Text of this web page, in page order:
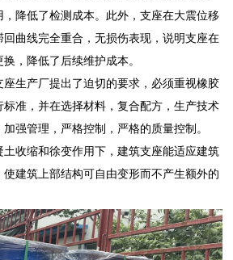
降低了检测成本。此外，支座在大震位移
曲线完全重合，无损伤表现，说明支座在
，降低了后续维护成本。
生产厂提出了迫切的要求，必须重视橡胶
准，并在选择材料，复合配方，生产技术
强管理，严格控制，严格的质量控制。
收缩和徐变作用下，建筑支座能适应建筑
使建筑上部结构可自由变形而不产生额外的